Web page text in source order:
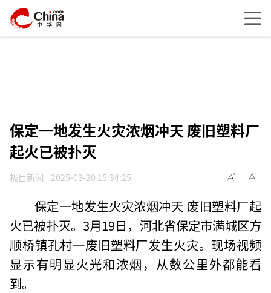
保定一地发生火灾浓烟冲天 废旧塑料厂
起火已被扑灭
极目新闻 2025-03-20 15:34:25
保定一地发生火灾浓烟冲天 废旧塑料厂起
火已被扑灭。3月19日，河北省保定市满城区方
顺桥镇孔村一废旧塑料厂发生火灾。现场视频
显示有明显火光和浓烟，从数公里外都能看
到。